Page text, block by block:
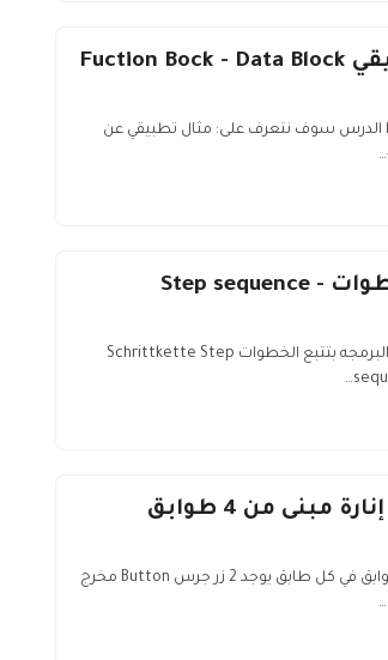
الدرس الثامن: مثال تطبيقي Fuction Bock - Data Block
سوف نتعرف على: مثال تطبيقي عن
الدرس السابع: تتبع الخطوات Step sequence -
في هذا الدرس سوف نتعرف على: كيفيه البرمجه بتتبع الخطوات Schrittkette Step
الدرس السادس: مسألة إنارة مبنى من 4 طوابق
اكتب برنامج انارة درج بناء يتألف من 4 طوابق في كل طابق يوجد 2 زر جرس Button مخرج